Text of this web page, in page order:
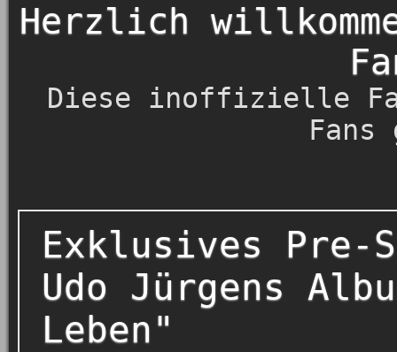
Herzlich
Diese inoffizielle
Exklusives Pre-
Udo Jürgens
Leben"